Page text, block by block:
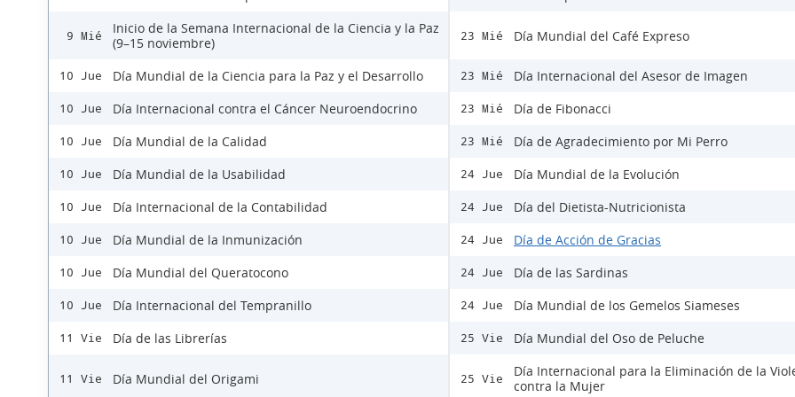
9 Mié
Inicio de la Semana Internacional de la Ciencia y la Paz
(9–15 noviembre)
10 Jue Día Mundial de la Ciencia para la Paz y el Desarrollo
10 Jue Día Internacional contra el Cáncer Neuroendocrino
10 Jue Día Mundial de la Calidad
10 Jue Día Mundial de la Usabilidad
10 Jue Día Internacional de la Contabilidad
10 Jue Día Mundial de la Inmunización
10 Jue Día Mundial del Queratocono
10 Jue Día Internacional del Tempranillo
11 Vie Día de las Librerías
11 Vie Día Mundial del Origami
23 Mié Día Mundial del Café Expreso
23 Mié Día Internacional del Asesor de Imagen
23 Mié Día de Fibonacci
23 Mié Día de Agradecimiento por Mi Perro
24 Jue Día Mundial de la Evolución
24 Jue Día del Dietista-Nutricionista
24 Jue Día de Acción de Gracias
24 Jue Día de las Sardinas
24 Jue Día Mundial de los Gemelos Siameses
25 Vie Día Mundial del Oso de Peluche
25 Vie
Día Internacional para la Eliminación de la
contra la Mujer